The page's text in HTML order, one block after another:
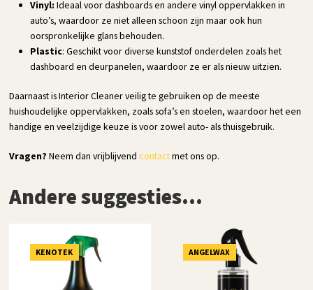
Vinyl: Ideaal voor dashboards en andere vinyl oppervlakken in
auto’s, waardoor ze niet alleen schoon zijn maar ook hun
oorspronkelijke glans behouden.
Plastic: Geschikt voor diverse kunststof onderdelen zoals het
dashboard en deurpanelen, waardoor ze er als nieuw uitzien.
Daarnaast is Interior Cleaner veilig te gebruiken op de meeste
huishoudelijke oppervlakken, zoals sofa’s en stoelen, waardoor het een
handige en veelzijdige keuze is voor zowel auto- als thuisgebruik.
Vragen? Neem dan vrijblijvendcontactmet ons op.
Andere suggesties…
KENOTEK ANGELWAX